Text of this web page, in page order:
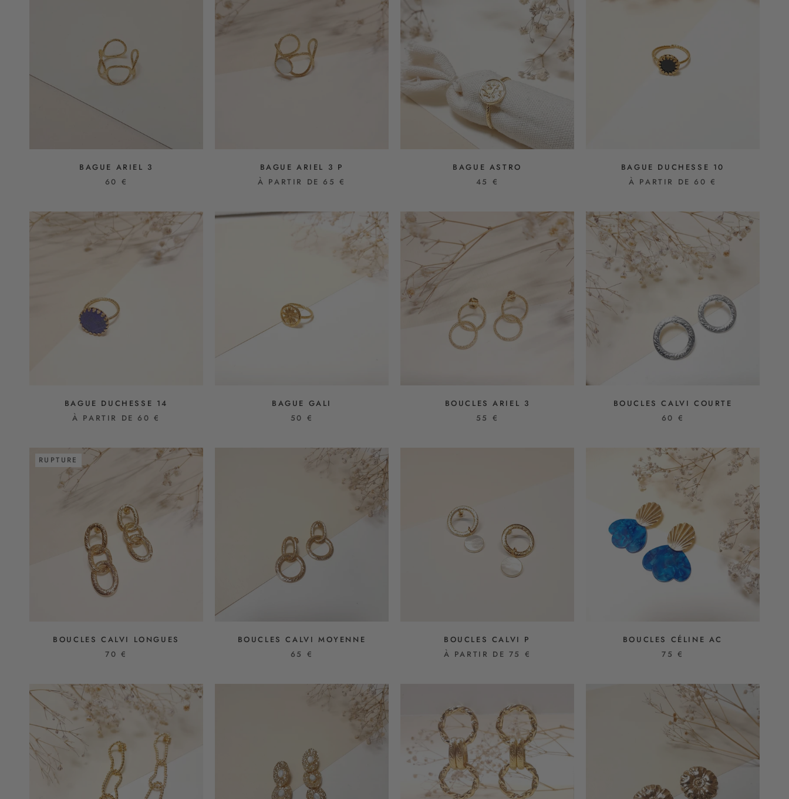
BAGUE ARIEL 3
60 €
BAGUE ARIEL 3 P
À PARTIR DE 65 €
BAGUE ASTRO
45 €
BAGUE DUCHESSE 10
À PARTIR DE 60 €
BAGUE DUCHESSE 14
À PARTIR DE 60 €
BAGUE GALI
50 €
BOUCLES ARIEL 3
55 €
BOUCLES CALVI COURTE
60 €
RUPTURE
BOUCLES CALVI LONGUES
70 €
BOUCLES CALVI MOYENNE
65 €
BOUCLES CALVI P
À PARTIR DE 75 €
BOUCLES CÉLINE AC
75 €